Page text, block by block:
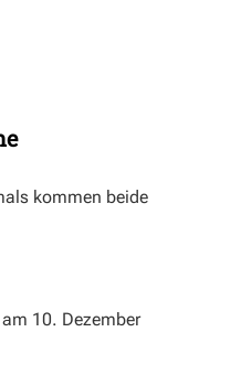
kommen beide
10. Dezember